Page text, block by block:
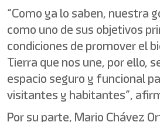
“Como ya lo saben, nuestra
como uno de sus objetivos
condiciones de promover el
Tierra que nos une, por ello,
espacio seguro y funcional
visitantes y habitantes”,
Por su parte, Mario Chávez